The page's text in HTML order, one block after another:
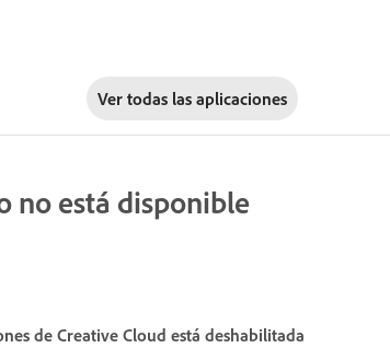
Ver todas las aplicaciones
no está disponible
de Creative Cloud está deshabilitada